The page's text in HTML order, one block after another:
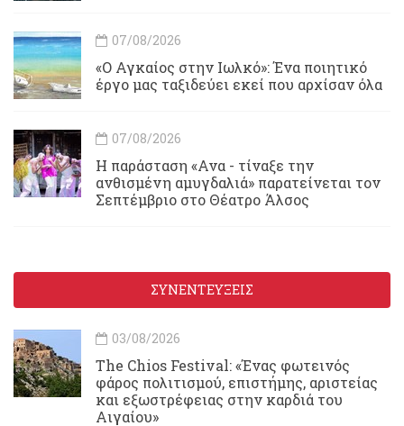
07/08/2026
«Ο Αγκαίος στην Ιωλκό»: Ένα ποιητικό
έργο μας ταξιδεύει εκεί που αρχίσαν όλα
07/08/2026
Η παράσταση «Ανα - τίναξε την
ανθισμένη αμυγδαλιά» παρατείνεται τον
Σεπτέμβριο στο Θέατρο Άλσος
ΣΥΝΕΝΤΕΥΞΕΙΣ
03/08/2026
Τhe Chios Festival: «Ένας φωτεινός
φάρος πολιτισμού, επιστήμης, αριστείας
και εξωστρέφειας στην καρδιά του
Αιγαίου»